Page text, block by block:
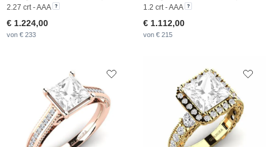
2.27 crt - AAA
€ 1.224,00
von € 233
1.2 crt - AAA
€ 1.112,00
von € 215